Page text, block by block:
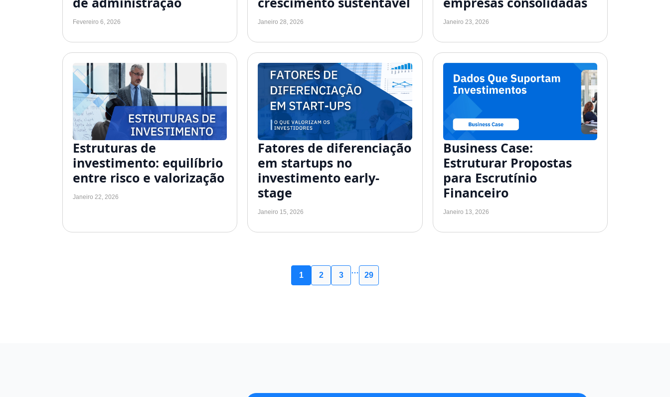
Fevereiro 6, 2026 Janeiro 28, 2026 Janeiro 23, 2026
Estruturas de
investimento: equilíbrio
entre risco e valorização
Janeiro 22, 2026
Fatores de diferenciação
em startups no
investimento early-
stage
Janeiro 15, 2026
Business Case:
Estruturar Propostas
para Escrutínio
Financeiro
Janeiro 13, 2026
1 2 3
…
29